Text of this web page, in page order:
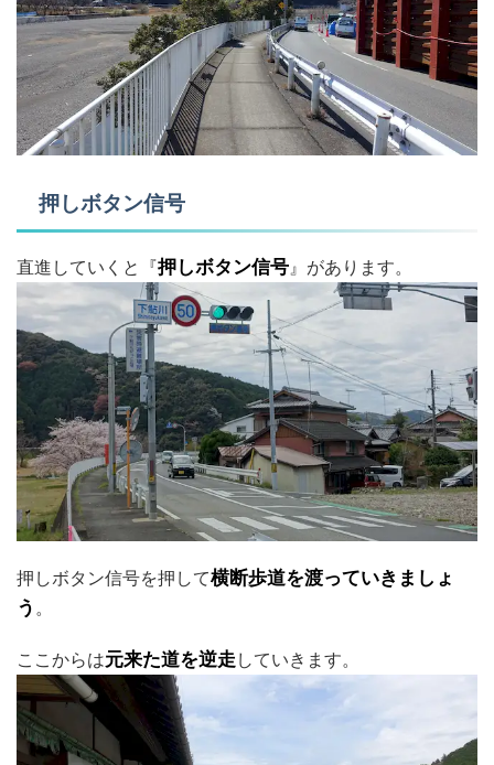
押しボタン信号
直進していくと『押しボタン信号 』があります。
押しボタン信号を押して横断歩道を渡っていきましょ
う 。
ここからは元来た道を逆走 していきます。